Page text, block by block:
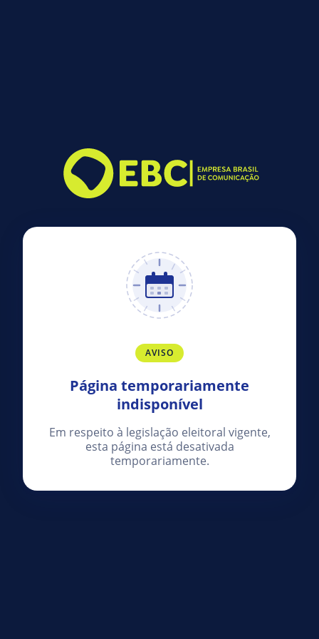
AVISO
Página temporariamente
indisponível
Em respeito à legislação eleitoral vigente,
esta página está desativada
temporariamente.